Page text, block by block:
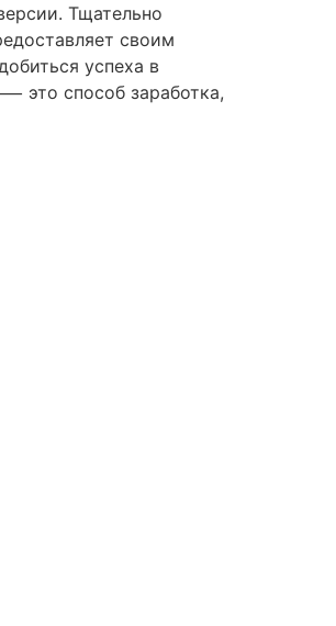
Тщательно
своим
успеха в
это способ заработка,